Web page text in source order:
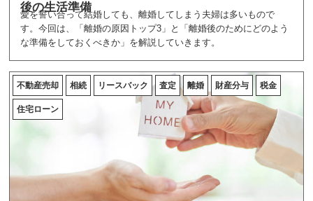
後の生活準備
愛を誓い合って結婚しても、離婚してしまう夫婦は多いもので
す。今回は、「離婚の原因トップ3」と「離婚後のためにどのよう
な準備をしておくべきか」を解説していきます。
不動産売却 相続 リースバック 査定 離婚 財産分与 税金
住宅ローン